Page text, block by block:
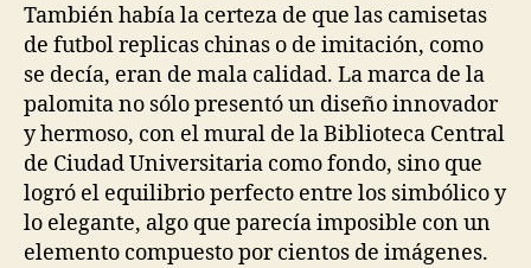
También había la certeza de que las camisetas
de futbol replicas chinas o de imitación, como
se decía, eran de mala calidad. La marca de la
palomita no sólo presentó un diseño innovador
y hermoso, con el mural de la Biblioteca Central
de Ciudad Universitaria como fondo, sino que
logró el equilibrio perfecto entre los simbólico y
lo elegante, algo que parecía imposible con un
elemento compuesto por cientos de imágenes.